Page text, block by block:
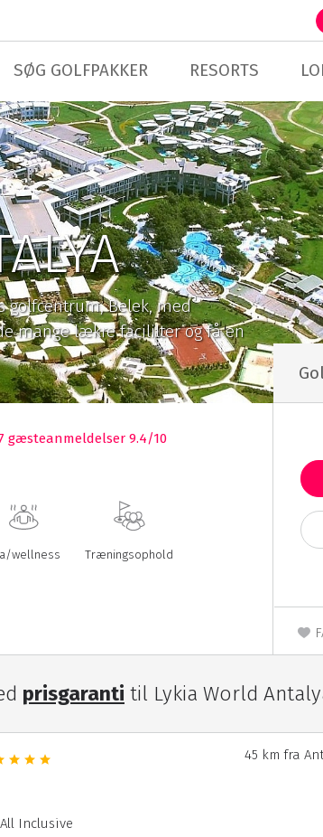
SØG GOLFPAKKER RESORTS
golfcentrum, Belek, med
mange lækre facililter og få en
gæsteanmeldelser 9.4/10
wellness Træningsophold
prisgaranti til Lykia World
45 km fra
Inclusive